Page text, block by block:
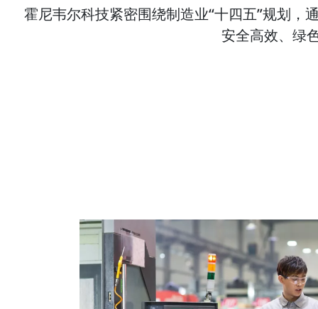
霍尼韦尔科技紧密围绕制造业“十四五”规划
安全高效、绿